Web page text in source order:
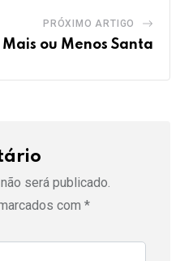
PRÓXIMO ARTIGO
ou Menos Santa
será publicado.
com *